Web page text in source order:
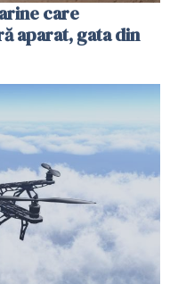
care
aparat, gata din